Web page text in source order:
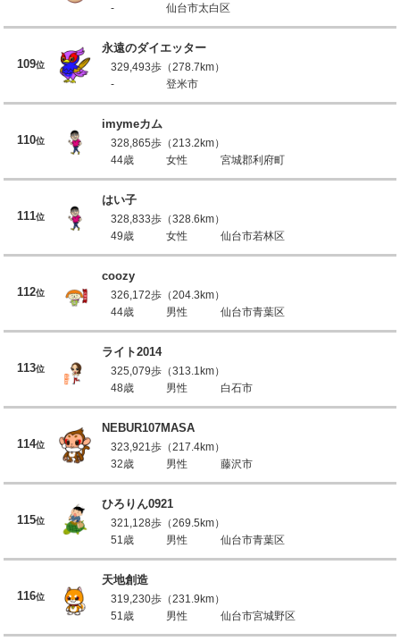
-
仙台市太白区
109位
永遠のダイエッター
329,493歩（278.7km）
-
登米市
110位
imymeカム
328,865歩（213.2km）
44歳
女性 宮城郡利府町
111位
はい子
328,833歩（328.6km）
49歳
女性 仙台市若林区
112位
coozy
326,172歩（204.3km）
44歳
男性 仙台市青葉区
113位
ライト2014
325,079歩（313.1km）
48歳
男性 白石市
114位
NEBUR107MASA
323,921歩（217.4km）
32歳
男性 藤沢市
115位
ひろりん0921
321,128歩（269.5km）
51歳
男性 仙台市青葉区
116位
天地創造
319,230歩（231.9km）
51歳
男性 仙台市宮城野区